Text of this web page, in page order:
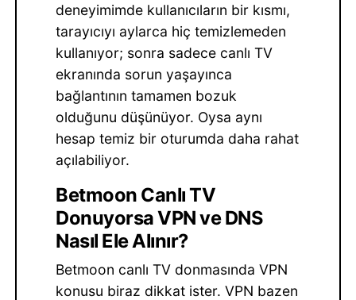
deneyimimde kullanıcıların bir kısmı,
tarayıcıyı aylarca hiç temizlemeden
kullanıyor; sonra sadece canlı TV
ekranında sorun yaşayınca
bağlantının tamamen bozuk
olduğunu düşünüyor. Oysa aynı
hesap temiz bir oturumda daha rahat
açılabiliyor.
Betmoon Canlı TV
Donuyorsa VPN ve DNS
Nasıl Ele Alınır?
Betmoon canlı TV donmasında VPN
konusu biraz dikkat ister. VPN bazen